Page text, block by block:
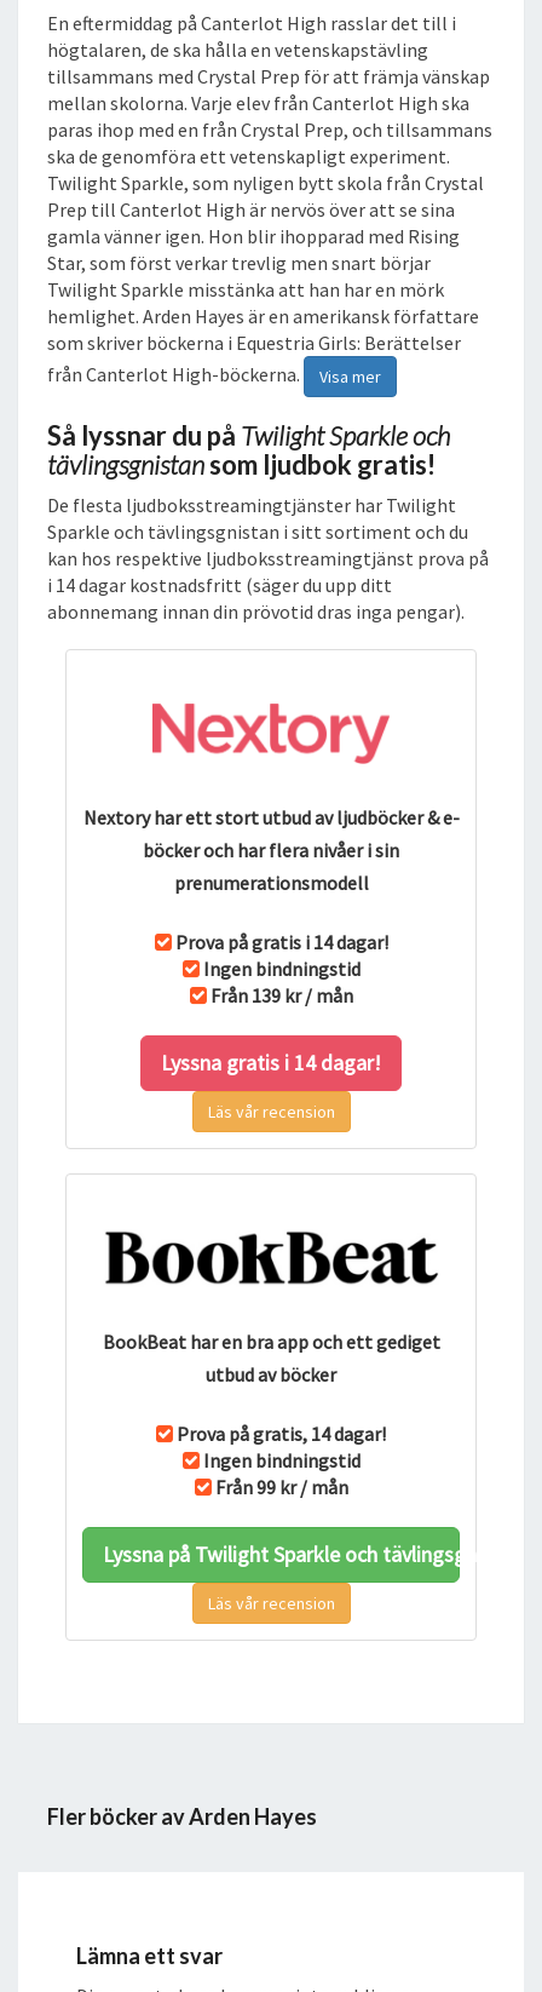
N
T
A
J
U
D
B
En eftermiddag på Canterlot High rasslar det till i
högtalaren, de ska hålla en vetenskapstävling
tillsammans med Crystal Prep för att främja vänskap
mellan skolorna. Varje elev från Canterlot High ska
paras ihop med en från Crystal Prep, och tillsammans
ska de genomföra ett vetenskapligt experiment.
Twilight Sparkle, som nyligen bytt skola från Crystal
Prep till Canterlot High är nervös över att se sina
gamla vänner igen. Hon blir ihopparad med Rising
Star, som först verkar trevlig men snart börjar
Twilight Sparkle misstänka att han har en mörk
hemlighet. Arden Hayes är en amerikansk författare
som skriver böckerna i Equestria Girls: Berättelser
från Canterlot High-böckerna.
Visa mer
Så lyssnar du på Twilight Sparkle och
tävlingsgnistansom ljudbok gratis!
De flesta ljudboksstreamingtjänster har Twilight
Sparkle och tävlingsgnistan i sitt sortiment och du
kan hos respektive ljudboksstreamingtjänst prova på
i 14 dagar kostnadsfritt (säger du upp ditt
abonnemang innan din prövotid dras inga pengar).
Nextory har ett stort utbud av ljudböcker & e-
böcker och har flera nivåer i sin
prenumerationsmodell
Prova på gratis i 14 dagar!
Ingen bindningstid
Från 139 kr / mån
Lyssna gratis i 14 dagar!
Läs vår recension
BookBeat har en bra app och ett gediget
utbud av böcker
Prova på gratis, 14 dagar!
Ingen bindningstid
Från 99 kr / mån
Lyssna på Twilight Sparkle och tävlingsgnistan
Läs vår recension
Fler böcker av Arden Hayes
Lämna ett svar